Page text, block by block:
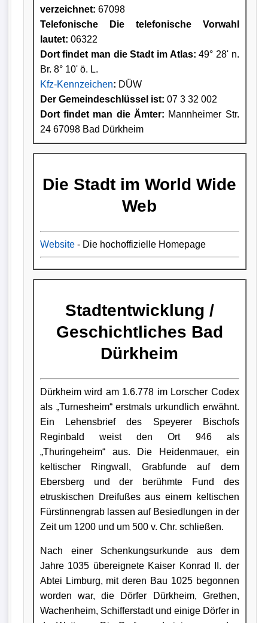
verzeichnet: 67098
Telefonische Die telefonische Vorwahl
lautet: 06322
Dort findet man die Stadt im Atlas: 49° 28' n.
Br. 8° 10' ö. L.
Kfz-Kennzeichen: DÜW
Der Gemeindeschlüssel ist: 07 3 32 002
Dort findet man die Ämter: Mannheimer Str.
24 67098 Bad Dürkheim
Die Stadt im World Wide
Web
Website- Die hochoffizielle Homepage
Stadtentwicklung /
Geschichtliches Bad
Dürkheim
Dürkheim wird am 1.6.778 im Lorscher Codex
als „Turnesheim“ erstmals urkundlich erwähnt.
Ein Lehensbrief des Speyerer Bischofs
Reginbald weist den Ort 946 als
„Thuringeheim“ aus. Die Heidenmauer, ein
keltischer Ringwall, Grabfunde auf dem
Ebersberg und der berühmte Fund des
etruskischen Dreifußes aus einem keltischen
Fürstinnengrab lassen auf Besiedlungen in der
Zeit um 1200 und um 500 v. Chr. schließen.
Nach einer Schenkungsurkunde aus dem
Jahre 1035 übereignete Kaiser Konrad II. der
Abtei Limburg, mit deren Bau 1025 begonnen
worden war, die Dörfer Dürkheim, Grethen,
Wachenheim, Schifferstadt und einige Dörfer in